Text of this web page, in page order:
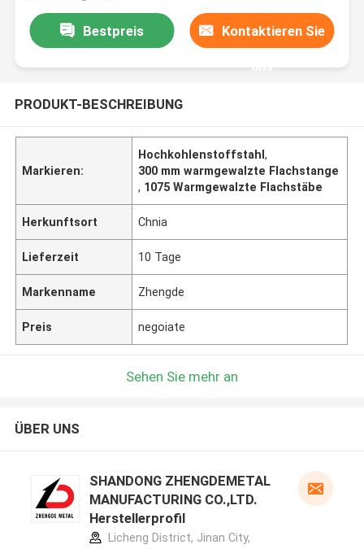
Bestpreis Kontaktieren Sie
uns
PRODUKT-BESCHREIBUNG
Markieren:
Hochkohlenstoffstahl,
300 mm warmgewalzte Flachstange
, 1075 Warmgewalzte Flachstäbe
Herkunftsort Chnia
Lieferzeit 10 Tage
Markenname Zhengde
Preis negoiate
Sehen Sie mehr an
ÜBER UNS
SHANDONG ZHENGDEMETAL
MANUFACTURING CO.,LTD.
Herstellerprofil
Licheng District, Jinan City,